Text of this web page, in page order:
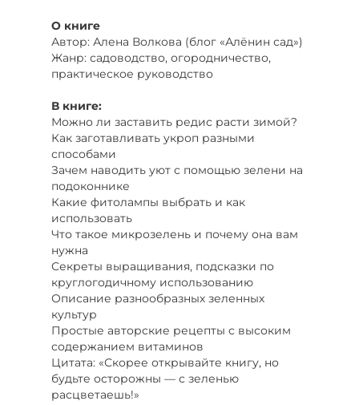
О книге
Автор: Алена Волкова (блог «Алёнин сад»)
Жанр: садоводство, огородничество,
практическое руководство
В книге:
Можно ли заставить редис расти зимой?
Как заготавливать укроп разными
способами
Зачем наводить уют с помощью зелени на
подоконнике
Какие фитолампы выбрать и как
использовать
Что такое микрозелень и почему она вам
нужна
Секреты выращивания, подсказки по
круглогодичному использованию
Описание разнообразных зеленных
культур
Простые авторские рецепты с высоким
содержанием витаминов
Цитата: «Скорее открывайте книгу, но
будьте осторожны — с зеленью
расцветаешь!»